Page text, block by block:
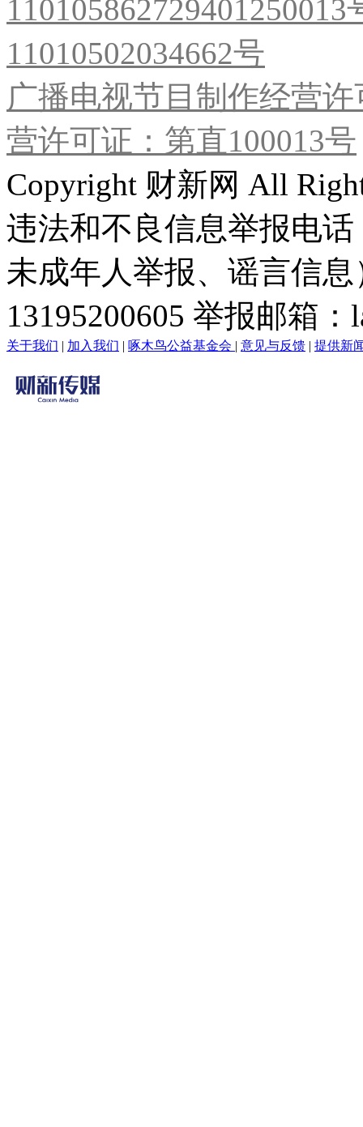
11010502034662号
广播电视节目制作经营
营许可证：第直100013号
Copyright 财新网 All
违法和不良信息举报电
未成年人举报、谣言信
13195200605 举报邮箱
关于我们 | 加入我们 | 啄木鸟公益基金会 | 意见与反馈 | 提供新